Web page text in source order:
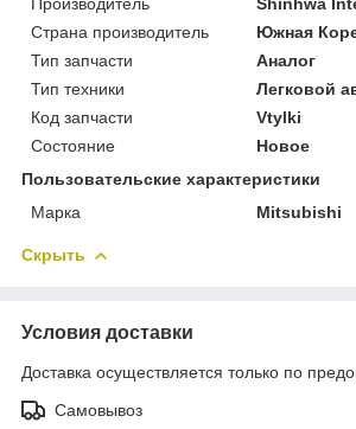
Страна производитель
Южная
Тип запчасти
Аналог
Тип техники
Легковой
Код запчасти
Vtylki
Состояние
Новое
Пользовательские характеристики
Марка
Mitsubishi
Скрыть
Условия доставки
Доставка осуществляется только по
Самовывоз